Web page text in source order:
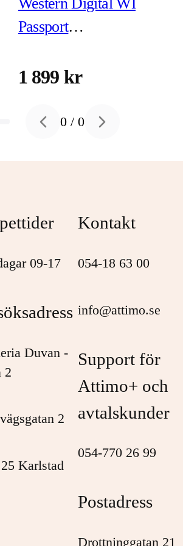
Passport
hårddisk 4 TB USB 3.2
1 899 kr
Previous slide
0 /0 Next slide
09-17
Duvan -
2
2
Karlstad
Kontakt
054-18 63 00
info@attimo.se
Support för
Attimo+ och
avtalskunder
054-770 26 99
Postadress
Drottninggatan 21